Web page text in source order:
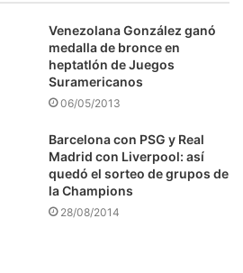
Venezolana González ganó
medalla de bronce en
heptatlón de Juegos
Suramericanos
06/05/2013
Barcelona con PSG y Real
Madrid con Liverpool: así
quedó el sorteo de grupos de
la Champions
28/08/2014